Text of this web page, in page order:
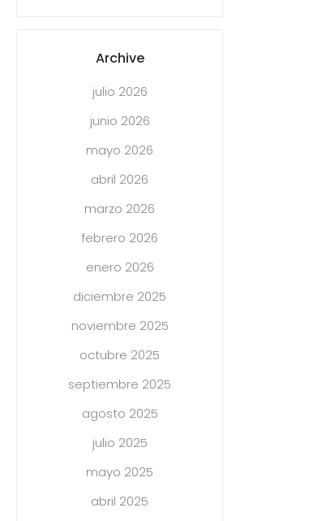
Archive
julio 2026
junio 2026
mayo 2026
abril 2026
marzo 2026
febrero 2026
enero 2026
diciembre 2025
noviembre 2025
octubre 2025
septiembre 2025
agosto 2025
julio 2025
mayo 2025
abril 2025